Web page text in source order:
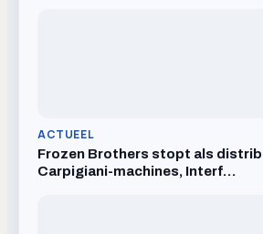
ACTUEEL
Frozen Brothers stopt als
Carpigiani-machines, Interf…